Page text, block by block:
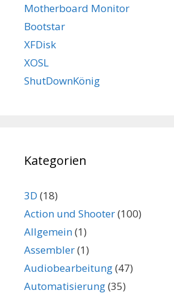
Motherboard Monitor
Bootstar
XFDisk
XOSL
ShutDownKönig
Kategorien
3D (18)
Action und Shooter(100)
Allgemein(1)
Assembler(1)
Audiobearbeitung(47)
Automatisierung(35)